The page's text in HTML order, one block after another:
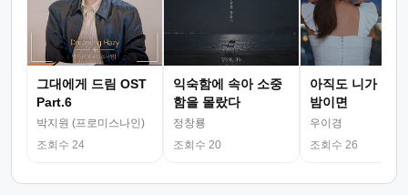
그대에게 드림 OST
Part.6
박지원 (프로미스나인)
조회수 24
익숙함에 속아 소중
함을 몰랐다
정창룡
조회수 20
아직도 니가 그
밤이면
우이경
조회수 26